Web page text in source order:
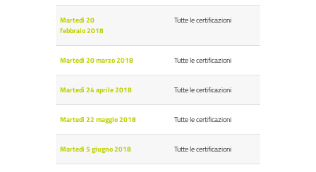
Martedì 20
febbraio 2018
Tutte le certificazioni
Martedì 20 marzo 2018 Tutte le certificazioni
Martedì 24 aprile 2018 Tutte le certificazioni
Martedì 22 maggio 2018 Tutte le certificazioni
Martedì 5 giugno 2018 Tutte le certificazioni